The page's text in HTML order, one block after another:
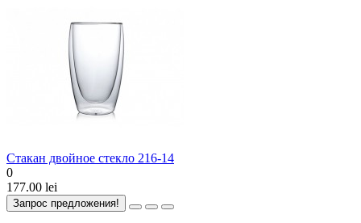
Стакан двойноe стеклo 216-14
0
177.00 lei
Запрос предложения!